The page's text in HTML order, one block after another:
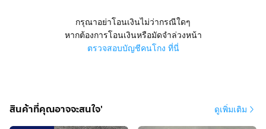
กรุณาอย่าโอนเงินไม่ว่ากรณีใดๆ
หากต้องการโอนเงินหรือมัดจำล่วงหน้า
ตรวจสอบบัญชีคนโกง ที่นี่
สินค้าที่คุณอาจจะสนใจ' ดูเพิ่มเติม